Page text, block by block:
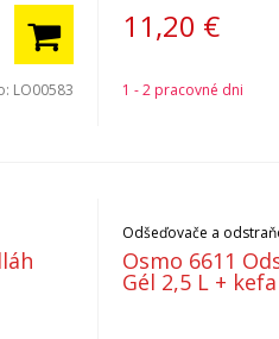
LO00583
viacerých vrstiev je
odparovaniu nechať odstraňovač pôsobiť dlhšie
11,20 €
1 - 2 pracovné dni
Odšeďovače a
Osmo 6611
Gél 2,5 L + kefa